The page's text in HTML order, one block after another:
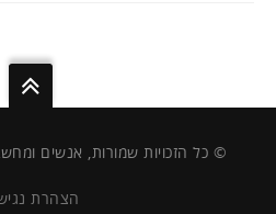
© כל הזכויות שמורות, אנשים
הצהרת